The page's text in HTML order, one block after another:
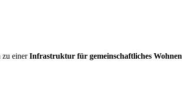
zu einerInfrastruktur für gemeinschaftliches Wohnen